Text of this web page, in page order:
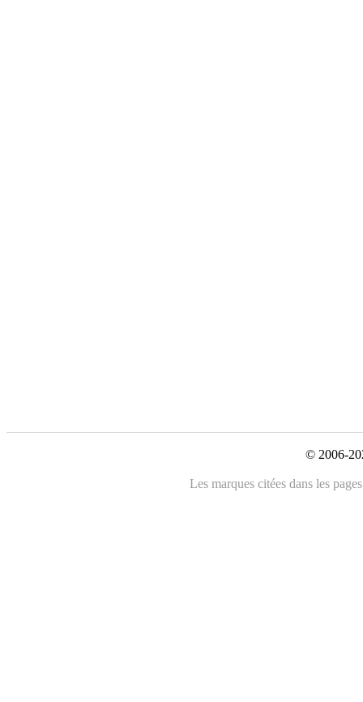
© 2006-
Les marques citées dans les